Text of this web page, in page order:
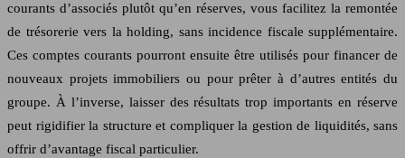
courants d’associés plutôt qu’en réserves, vous facilitez la remontée
de trésorerie vers la holding, sans incidence fiscale supplémentaire.
Ces comptes courants pourront ensuite être utilisés pour financer de
nouveaux projets immobiliers ou pour prêter à d’autres entités du
groupe. À l’inverse, laisser des résultats trop importants en réserve
peut rigidifier la structure et compliquer la gestion de liquidités, sans
offrir d’avantage fiscal particulier.